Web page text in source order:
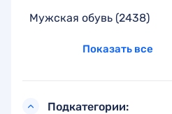
Мужская обувь (2438)
Показать все
Подкатегории: